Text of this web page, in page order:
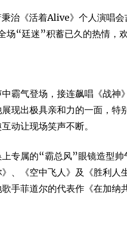
治《活着Alive》个人演唱
“廷迷”积蓄已久的热情，
霸气登场，接连飙唱《战
现出极具亲和力的一面
动让现场笑声不断。
专属的“霸总风”眼镜造型
、《空中飞人》及《胜利
手菲道尔的代表作《在加